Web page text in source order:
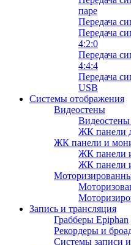
паре
Передача
Передача
4:2:0
Передача
4:4:4
Передача
USB
Системы отображения
Видеостены
ЖК панели
ЖК панели и
ЖК панели
ЖК панели
Запись и трансляция
Грабберы Epiphan
Рекордеры и
Системы записи